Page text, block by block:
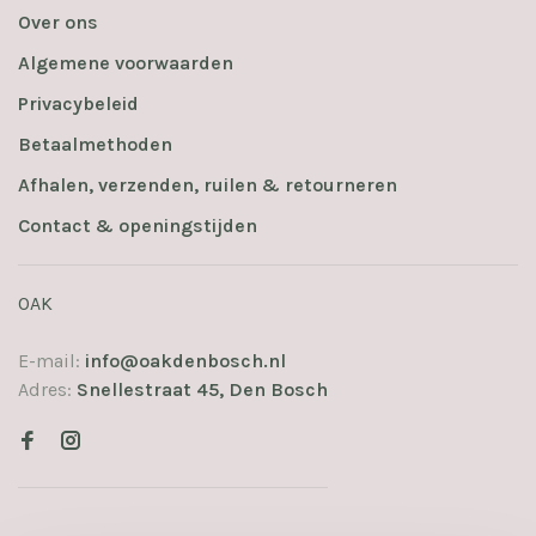
Over ons
Algemene voorwaarden
Privacybeleid
Betaalmethoden
Afhalen, verzenden, ruilen & retourneren
Contact & openingstijden
OAK
E-mail: info@oakdenbosch.nl
Adres: Snellestraat 45, Den Bosch